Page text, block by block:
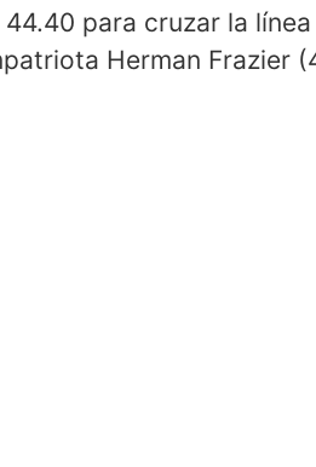
para cruzar la
Herman Frazier